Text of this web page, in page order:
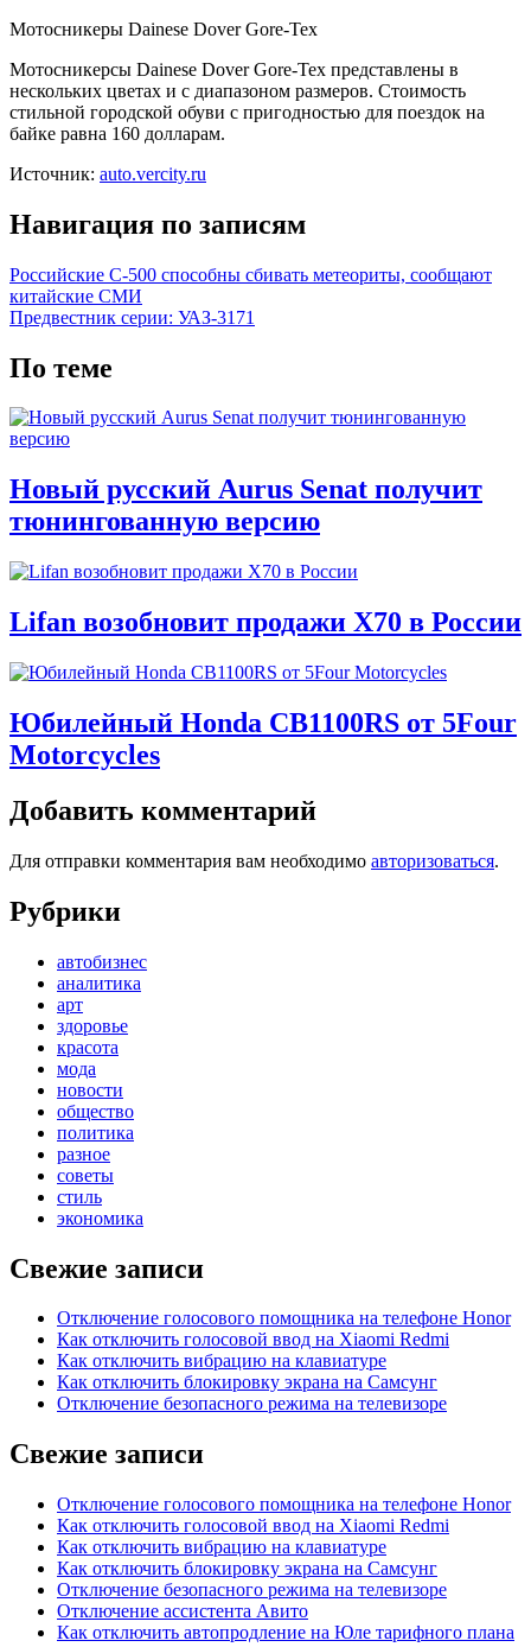
Мотосникеры Dainese Dover Gore-Tex
Мотосникерсы Dainese Dover Gore-Tex представлены в
нескольких цветах и с диапазоном размеров. Стоимость
стильной городской обуви с пригодностью для поездок на
байке равна 160 долларам.
Источник: auto.vercity.ru
Навигация по записям
Российские С-500 способны сбивать метеориты, сообщают
китайские СМИ
Предвестник серии: УАЗ-3171
По теме
Новый русский Aurus Senat получит
тюнингованную версию
Lifan возобновит продажи X70 в России
Юбилейный Honda CB1100RS от 5Four
Motorcycles
Добавить комментарий
Для отправки комментария вам необходимо авторизоваться.
Рубрики
автобизнес
аналитика
арт
здоровье
красота
мода
новости
общество
политика
разное
советы
стиль
экономика
Свежие записи
Отключение голосового помощника на телефоне Honor
Как отключить голосовой ввод на Xiaomi Redmi
Как отключить вибрацию на клавиатуре
Как отключить блокировку экрана на Самсунг
Отключение безопасного режима на телевизоре
Свежие записи
Отключение голосового помощника на телефоне Honor
Как отключить голосовой ввод на Xiaomi Redmi
Как отключить вибрацию на клавиатуре
Как отключить блокировку экрана на Самсунг
Отключение безопасного режима на телевизоре
Отключение ассистента Авито
Как отключить автопродление на Юле тарифного плана